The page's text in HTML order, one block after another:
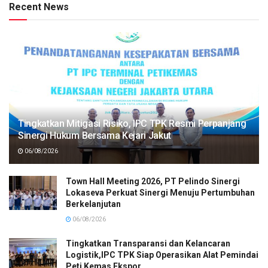
Recent News
Tingkatkan Mitigasi Risiko, IPC TPK Resmi Perpanjang
Sinergi Hukum Bersama Kejari Jakut
06/08/2026
Town Hall Meeting 2026, PT Pelindo Sinergi
Lokaseva Perkuat Sinergi Menuju Pertumbuhan
Berkelanjutan
06/08/2026
Tingkatkan Transparansi dan Kelancaran
Logistik,IPC TPK Siap Operasikan Alat Pemindai